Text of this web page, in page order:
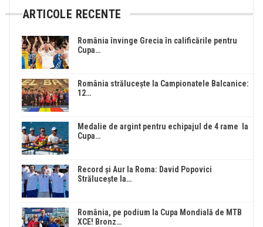
ARTICOLE RECENTE
România învinge Grecia în calificările pentru
Cupa…
România strălucește la Campionatele Balcanice:
12…
Medalie de argint pentru echipajul de 4 rame la
Cupa…
Record și Aur la Roma: David Popovici
Strălucește la…
România, pe podium la Cupa Mondială de MTB
XCE! Bronz…